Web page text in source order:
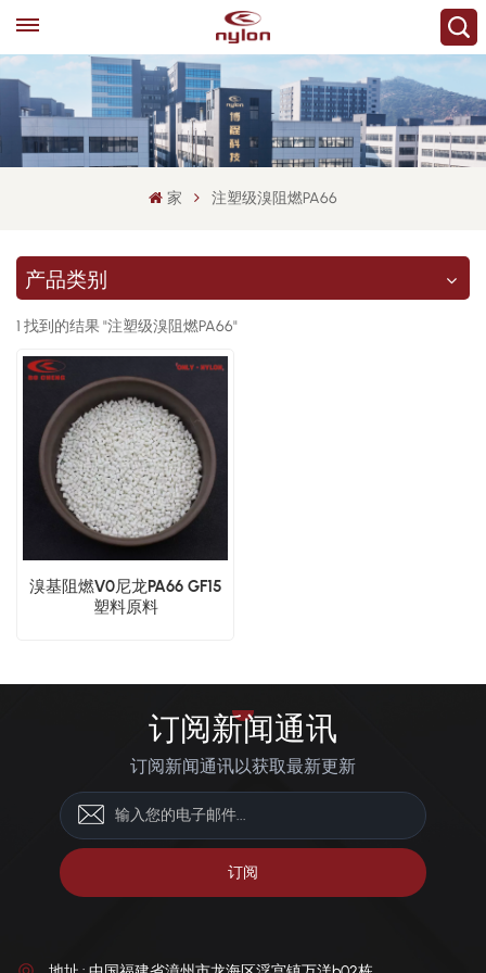
家 注塑级溴阻燃PA66
产品类别
1 找到的结果 "注塑级溴阻燃PA66"
溴基阻燃V0尼龙PA66 GF15
塑料原料
订阅新闻通讯
订阅新闻通讯以获取最新更新